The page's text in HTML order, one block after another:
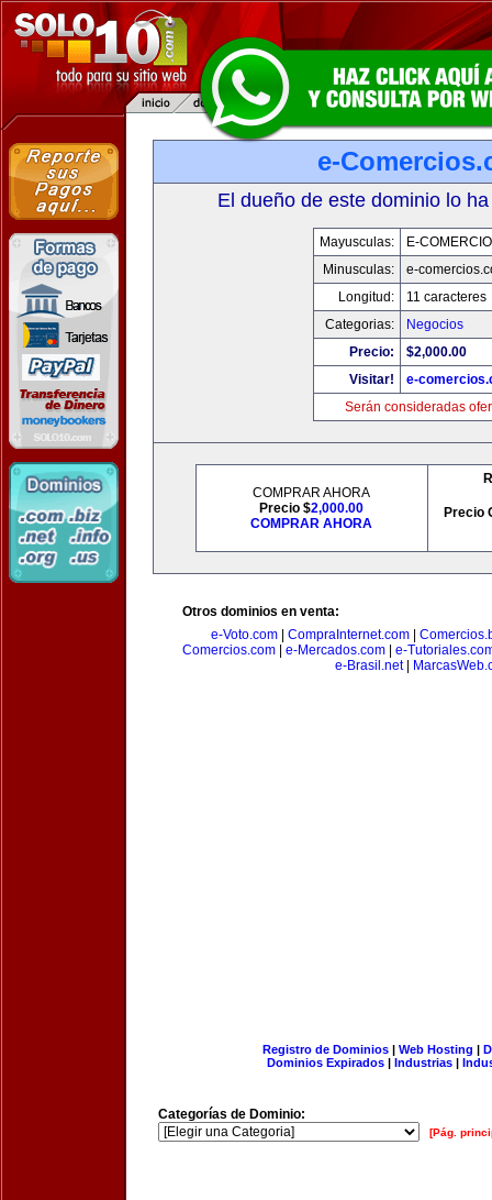
e-
El dueño de este dominio lo
Mayusculas:
E-
Minusculas:
e-
Longitud:
11 caracteres
Categorias:
Negocios
Precio:
$2,000.00
Visitar!
e-
Serán consideradas
COMPRAR AHORA
Precio $2,000.00
COMPRAR AHORA
Precio
Otros dominios en venta:
e-Voto.com
CompraInternet.com
Comercios.com
e-Mercados.com
e-
e-Brasil.net|
Registro de Dominios| Web Hosting |
Dominios Expirados | Industrias |
Categorías de Dominio:
[Pág.